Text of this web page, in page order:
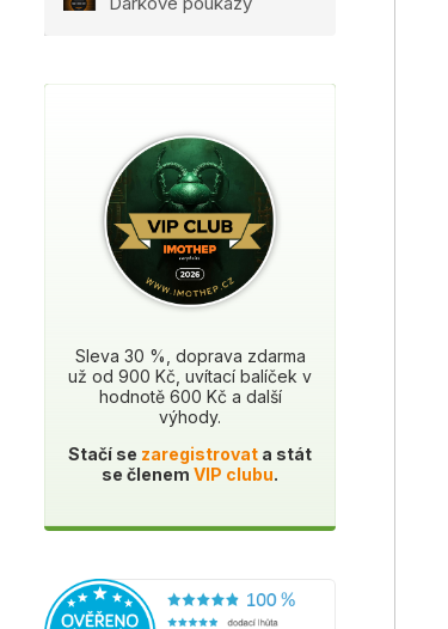
Sleva 30 %, doprava zdarma
už od 900 Kč, uvítací balíček v
hodnotě 600 Kč a další
výhody.
Stačí se zaregistrovat a stát
se členem VIP clubu.